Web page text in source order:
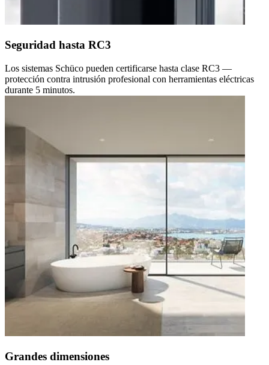
Seguridad hasta RC3
Los sistemas Schüco pueden certificarse hasta clase RC3 —
protección contra intrusión profesional con herramientas eléctricas
durante 5 minutos.
Grandes dimensiones